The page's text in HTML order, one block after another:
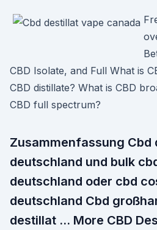
CBD Isolate, and Full What is
CBD distillate? What is CBD
CBD full spectrum?
Zusammenfassung Cbd
deutschland und bulk
deutschland oder cbd
deutschland Cbd
destillat … More CBD